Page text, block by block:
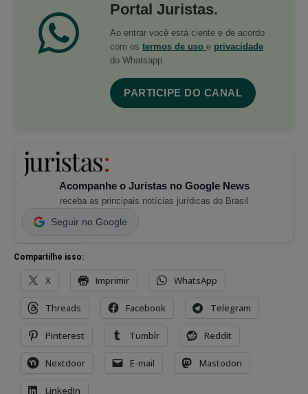
Portal Juristas.
Ao entrar você está ciente e de acordo
com os termos de uso e privacidade
do Whatsapp.
PARTICIPE DO CANAL
Acompanhe o Juristas no Google News
receba as principais notícias jurídicas do Brasil
Seguir no Google
Compartilhe isso:
X Imprimir WhatsApp
Threads Facebook Telegram
Pinterest Tumblr Reddit
Nextdoor E-mail Mastodon
LinkedIn